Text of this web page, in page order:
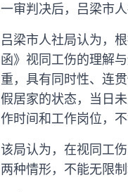
一审判决后，吕梁市
吕梁市人社局认为，
函》视同工伤的理解
重，具有同时性、连
假居家的状态，当日
作时间和工作岗位，
该局认为，在视同工
两种情形，不能无限